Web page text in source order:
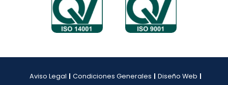
Aviso Legal Condiciones Generales Diseño Web